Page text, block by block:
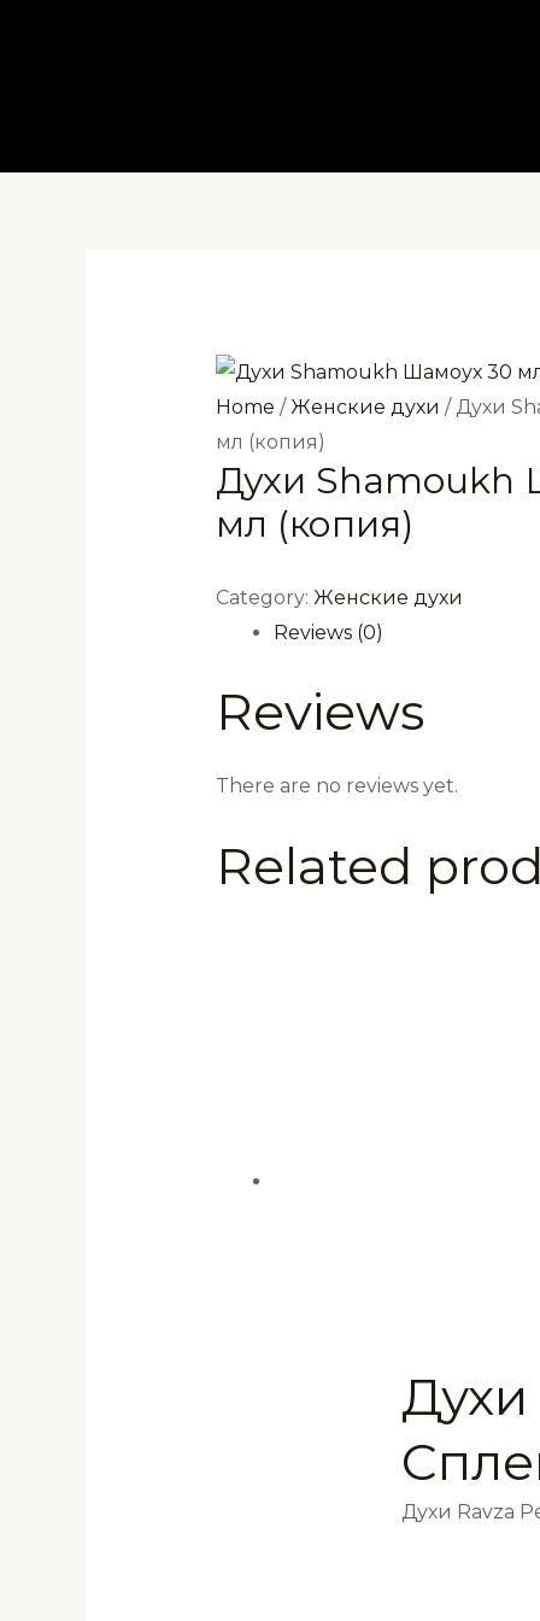
Home / Женские духи / Духи
мл (копия)
Духи Shamoukh
мл (копия)
Category: Женские духи
Reviews (0)
Reviews
There are no reviews yet.
Related
Духи
Духи Ravza